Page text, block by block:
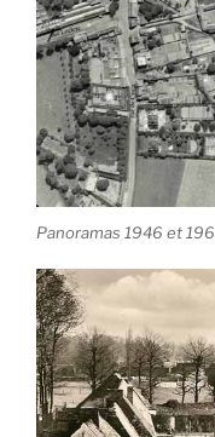
Panoramas 1946 et